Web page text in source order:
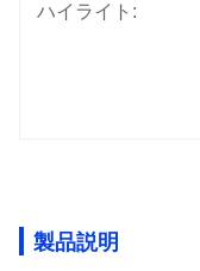
ハイライト:
製品説明